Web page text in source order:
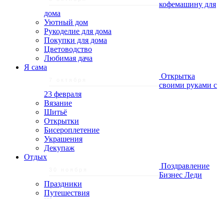
кофемашину для
дома
Уютный дом
Рукоделие для дома
Покупки для дома
Цветоводство
Любимая дача
Я сама
Открытка
своими руками с
23 февраля
Вязание
Шитьё
Открытки
Бисероплетение
Украшения
Декупаж
Отдых
Поздравление
Бизнес Леди
Праздники
Путешествия